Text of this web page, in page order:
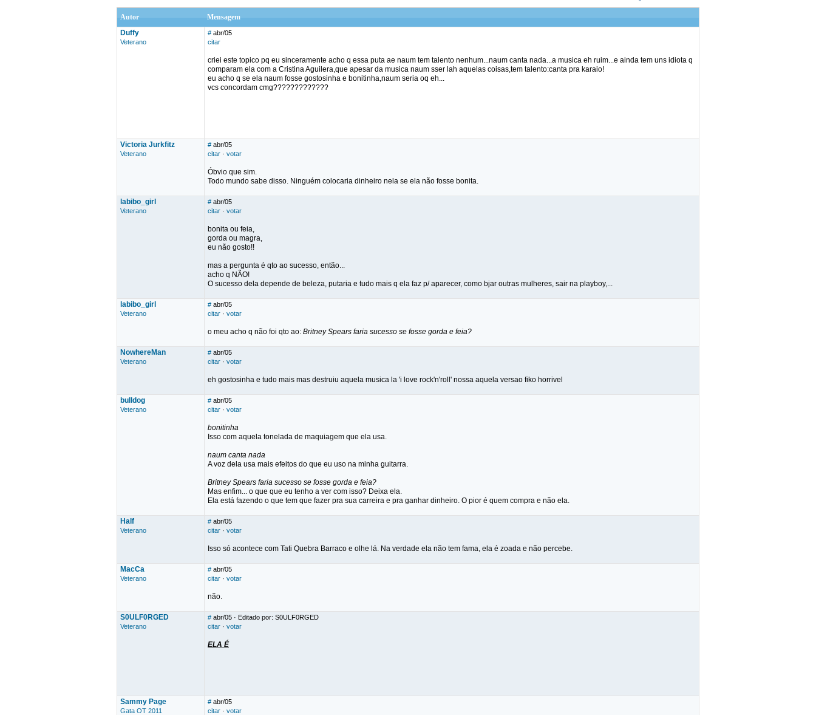
Autor
Mensagem
Duffy
Veterano
# abr/05
citar
criei este topico pq eu sinceramente acho q essa puta ae naum tem talento nenhum...naum canta nada...a musica eh ruim...e ainda tem uns idiota q
comparam ela com a Cristina Aguilera,que apesar da musica naum sser lah aquelas coisas,tem talento:canta pra karaio!
eu acho q se ela naum fosse gostosinha e bonitinha,naum seria oq eh...
vcs concordam cmg?????????????
Victoria Jurkfitz
Veterano
# abr/05
citar · votar
Óbvio que sim.
Todo mundo sabe disso. Ninguém colocaria dinheiro nela se ela não fosse bonita.
labibo_girl
Veterano
# abr/05
citar · votar
bonita ou feia,
gorda ou magra,
eu não gosto!!
mas a pergunta é qto ao sucesso, então...
acho q NÃO!
O sucesso dela depende de beleza, putaria e tudo mais q ela faz p/ aparecer, como bjar outras mulheres, sair na playboy,...
labibo_girl
Veterano
# abr/05
citar · votar
o meu acho q não foi qto ao: Britney Spears faria sucesso se fosse gorda e feia?
NowhereMan
Veterano
# abr/05
citar · votar
eh gostosinha e tudo mais mas destruiu aquela musica la 'i love rock'n'roll' nossa aquela versao fiko horrivel
bulldog
Veterano
# abr/05
citar · votar
bonitinha
Isso com aquela tonelada de maquiagem que ela usa.
naum canta nada
A voz dela usa mais efeitos do que eu uso na minha guitarra.
Britney Spears faria sucesso se fosse gorda e feia?
Mas enfim... o que que eu tenho a ver com isso? Deixa ela.
Ela está fazendo o que tem que fazer pra sua carreira e pra ganhar dinheiro. O pior é quem compra e não ela.
Half
Veterano
# abr/05
citar · votar
Isso só acontece com Tati Quebra Barraco e olhe lá. Na verdade ela não tem fama, ela é zoada e não percebe.
MacCa
Veterano
# abr/05
citar · votar
não.
S0ULF0RGED
Veterano
# abr/05 · Editado por: S0ULF0RGED
citar · votar
ELA É
Sammy Page
Gata OT 2011
# abr/05
citar · votar